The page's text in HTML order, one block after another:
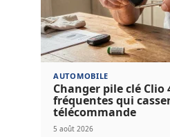
AUTOMOBILE
Changer pile clé Clio
fréquentes qui
télécommande
5 août 2026